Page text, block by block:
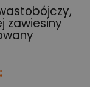
zawiesiny